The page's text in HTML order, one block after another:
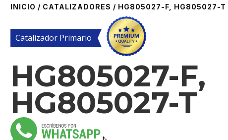
INICIO / CATALIZADORES / HG805027-F, HG805027-T
Catalizador Primario
HG805027-F,
HG805027-T